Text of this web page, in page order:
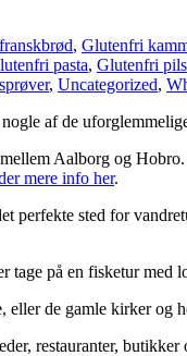
, Glutenfri
pasta, Glutenfri
, Uncategorized,
af de
Aalborg og
mere info her.
perfekte sted for
på en fisketur med
de gamle kirker og
restauranter,